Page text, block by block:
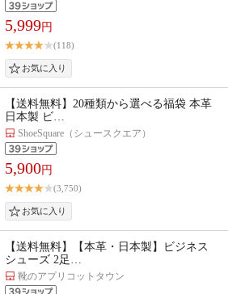
5,999円
(118)
【送料無料】20種類から選べる福袋 本革
日本製 ビ…
ShoeSquare（シュースクエア）
5,900円
(3,750)
【送料無料】【本革・日本製】ビジネス
シューズ 2足…
靴のアプリコットタウン